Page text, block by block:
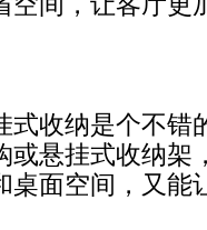
式收纳是个不错
或悬挂式收纳架
桌面空间，又能